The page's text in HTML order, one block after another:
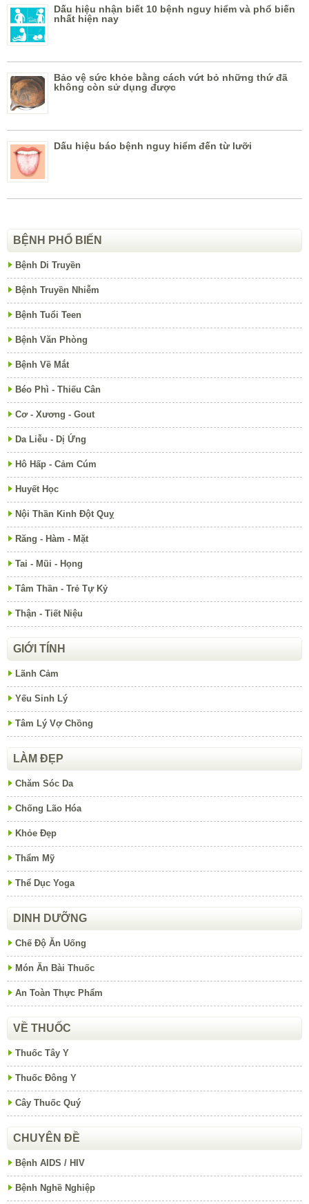
Dấu hiệu nhận biết 10 bệnh nguy hiểm và phổ biến
nhất hiện nay
Bảo vệ sức khỏe bằng cách vứt bỏ những thứ đã
không còn sử dụng được
Dấu hiệu báo bệnh nguy hiểm đến từ lưỡi
BỆNH PHỔ BIẾN
Bệnh Di Truyền
Bệnh Truyền Nhiễm
Bệnh Tuổi Teen
Bệnh Văn Phòng
Bệnh Về Mắt
Béo Phì - Thiếu Cân
Cơ - Xương - Gout
Da Liễu - Dị Ứng
Hô Hấp - Cảm Cúm
Huyết Học
Nội Thần Kinh Đột Quỵ
Răng - Hàm - Mặt
Tai - Mũi - Họng
Tâm Thần - Trẻ Tự Kỷ
Thận - Tiết Niệu
GIỚI TÍNH
Lãnh Cảm
Yếu Sinh Lý
Tâm Lý Vợ Chồng
LÀM ĐẸP
Chăm Sóc Da
Chống Lão Hóa
Khỏe Đẹp
Thẩm Mỹ
Thể Dục Yoga
DINH DƯỠNG
Chế Độ Ăn Uống
Món Ăn Bài Thuốc
An Toàn Thực Phẩm
VỀ THUỐC
Thuốc Tây Y
Thuốc Đông Y
Cây Thuốc Quý
CHUYÊN ĐỀ
Bệnh AIDS / HIV
Bệnh Nghề Nghiệp